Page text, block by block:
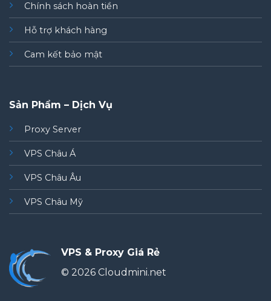
Chính sách hoàn tiền
Hỗ trợ khách hàng
Cam kết bảo mật
Sản Phẩm – Dịch Vụ
Proxy Server
VPS Châu Á
VPS Châu Âu
VPS Châu Mỹ
VPS & Proxy Giá Rẻ
© 2026 Cloudmini.net